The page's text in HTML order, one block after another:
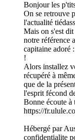
Bonjour les
On se retrouve
l'actualité
Mais on s'est
notre référence
capitaine adoré
!
Alors installez
récupéré à
que de la
l'esprit fécond
Bonne écoute à
https://
Hébergé par
confidentialite